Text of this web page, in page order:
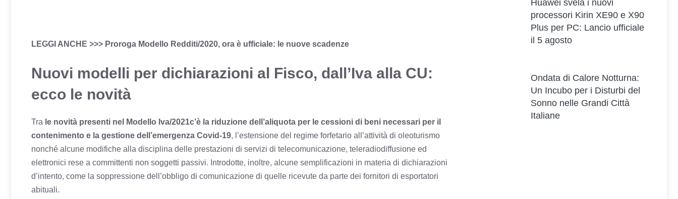
LEGGI ANCHE >>> Proroga Modello Redditi/2020, ora è ufficiale: le nuove scadenze
Nuovi modelli per dichiarazioni al Fisco, dall’Iva alla CU:
ecco le novità
Tra le novità presenti nel Modello Iva/2021c’è la riduzione dell’aliquota per le cessioni di beni necessari per il
contenimento e la gestione dell’emergenza Covid-19, l’estensione del regime forfetario all’attività di oleoturismo
nonché alcune modifiche alla disciplina delle prestazioni di servizi di telecomunicazione, teleradiodiffusione ed
elettronici rese a committenti non soggetti passivi. Introdotte, inoltre, alcune semplificazioni in materia di dichiarazioni
d’intento, come la soppressione dell’obbligo di comunicazione di quelle ricevute da parte dei fornitori di esportatori
abituali.
Huawei svela i nuovi
processori Kirin XE90 e X90
Plus per PC: Lancio ufficiale
il 5 agosto
Ondata di Calore Notturna:
Un Incubo per i Disturbi del
Sonno nelle Grandi Città
Italiane